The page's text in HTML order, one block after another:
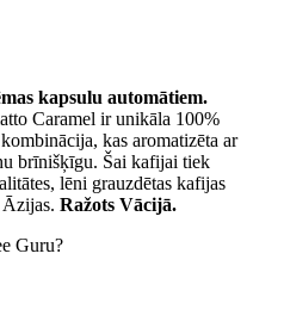
kapsulu automātiem.
Caramel ir unikāla 100%
kas aromatizēta ar
brīnišķīgu. Šai kafijai tiek
lēni grauzdētas kafijas
Ražots Vācijā.
Guru?